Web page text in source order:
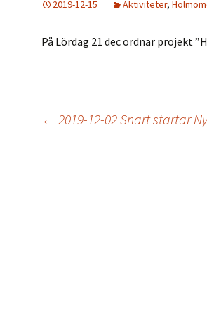
Om förstudien
2019-12-15 Aktiviteter,
På Lördag 21 dec ordnar projekt
← 2019-12-02 Snart startar